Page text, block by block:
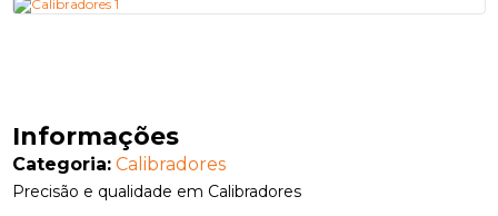
Informações
Categoria: Calibradores
Precisão e qualidade em Calibradores